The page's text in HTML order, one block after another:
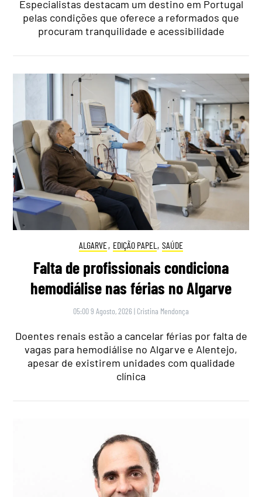
Especialistas destacam um destino em Portugal
pelas condições que oferece a reformados que
procuram tranquilidade e acessibilidade
ALGARVE, EDIÇÃO PAPEL , SAÚDE
Falta de profissionais condiciona
hemodiálise nas férias no Algarve
05:00 9 Agosto, 2026 | Cristina Mendonça
Doentes renais estão a cancelar férias por falta de
vagas para hemodiálise no Algarve e Alentejo,
apesar de existirem unidades com qualidade
clínica